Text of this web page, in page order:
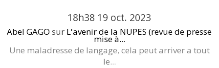
18h38 19 oct. 2023
Abel GAGO sur L'avenir de la NUPES (revue de presse
mise à...
Une maladresse de langage, cela peut arriver a tout
le...